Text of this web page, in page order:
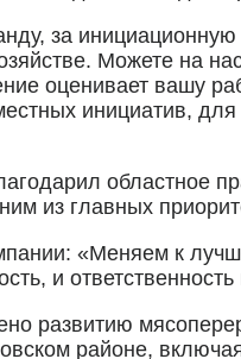
за
Можете на
оценивает вашу
инициатив,
областное
из главных
«Меняем к
и
развитию
районе,